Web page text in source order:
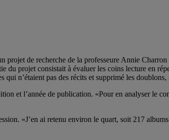
de recherche de la professeure Annie
projet consistait à évaluer les coins lecture en
n’étaient pas des récits et supprimé les
et l’année de publication. «Pour en analyser le
«J’en ai retenu environ le quart, soit 217